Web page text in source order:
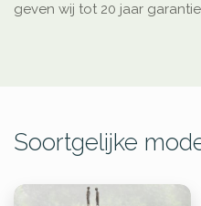
geven wij tot 20 jaar
Soortgelijke